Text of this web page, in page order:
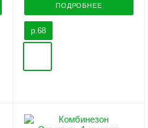
ПОДРОБНЕЕ
р.68